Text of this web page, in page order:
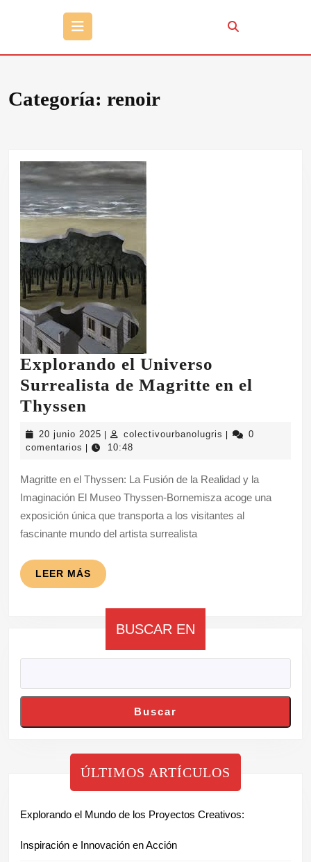
Botón
Categoría: renoir
Explorando el Universo
Surrealista de Magritte en el
Thyssen
el
Universo
de
Magritte
en
Thyssen
20 junio 2025 20
junio
colectivourbanolugris
0
comentarios
10:48
Magritte en el Thyssen: La Fusión de la Realidad y la
Imaginación El Museo Thyssen-Bornemisza acoge una
exposición única que transporta a los visitantes al
fascinante mundo del artista surrealista
LEER MÁS LEER
MÁS
BUSCAR EN
Buscar
ÚLTIMOS ARTÍCULOS
Explorando el Mundo de los Proyectos Creativos:
Inspiración e Innovación en Acción